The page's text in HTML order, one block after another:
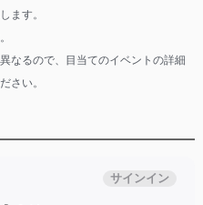
ます。
なるので、目当てのイベントの詳細
さい。